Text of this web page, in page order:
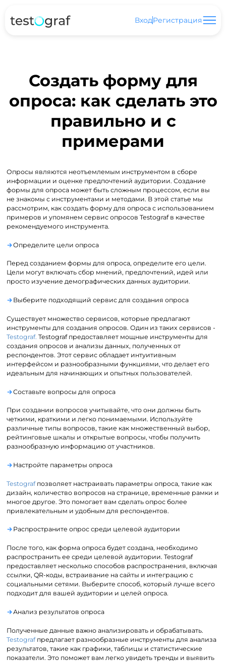
ВходРегистрация
Создать форму для
опроса: как сделать это
правильно и с
примерами
Опросы являются неотъемлемым инструментом в сборе
информации и оценке предпочтений аудитории. Создание
формы для опроса может быть сложным процессом, если вы
не знакомы с инструментами и методами. В этой статье мы
рассмотрим, как создать форму для опроса с использованием
примеров и упомянем сервис опросов Testograf в качестве
рекомендуемого инструмента.
Определите цели опроса
Перед созданием формы для опроса, определите его цели.
Цели могут включать сбор мнений, предпочтений, идей или
просто изучение демографических данных аудитории.
Выберите подходящий сервис для создания опроса
Существует множество сервисов, которые предлагают
инструменты для создания опросов. Один из таких сервисов -
Testograf. Testograf предоставляет мощные инструменты для
создания опросов и анализы данных, полученных от
респондентов. Этот сервис обладает интуитивным
интерфейсом и разнообразными функциями, что делает его
идеальным для начинающих и опытных пользователей.
Составьте вопросы для опроса
При создании вопросов учитывайте, что они должны быть
четкими, краткими и легко понимаемыми. Используйте
различные типы вопросов, такие как множественный выбор,
рейтинговые шкалы и открытые вопросы, чтобы получить
разнообразную информацию от участников.
Настройте параметры опроса
Testograf позволяет настраивать параметры опроса, такие как
дизайн, количество вопросов на странице, временные рамки и
многое другое. Это помогает вам сделать опрос более
привлекательным и удобным для респондентов.
Распространите опрос среди целевой аудитории
После того, как форма опроса будет создана, необходимо
распространить ее среди целевой аудитории. Testograf
предоставляет несколько способов распространения, включая
ссылки, QR-коды, встраивание на сайты и интеграцию с
социальными сетями. Выберите способ, который лучше всего
подходит для вашей аудитории и целей опроса.
Анализ результатов опроса
Полученные данные важно анализировать и обрабатывать.
Testografпредлагает разнообразные инструменты для анализа
результатов, такие как графики, таблицы и статистические
показатели. Это поможет вам легко увидеть тренды и выявить